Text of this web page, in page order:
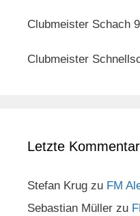
Clubmeister Schach
Clubmeister
Letzte
Stefan Krug zu FM
Sebastian Müller zu